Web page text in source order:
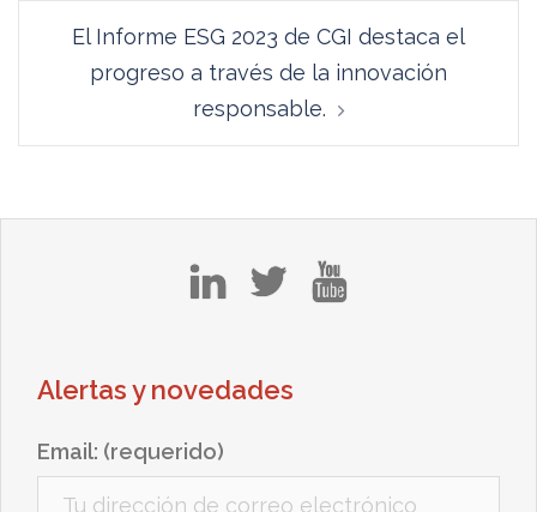
El Informe ESG 2023 de CGI destaca el
progreso a través de la innovación
responsable.
Alertas y novedades
Email: (requerido)